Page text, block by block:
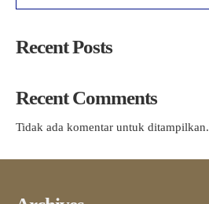
Recent Posts
Recent Comments
Tidak ada komentar untuk ditampilkan.